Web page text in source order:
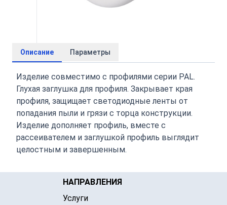
Описание Параметры
Изделие совместимо с профилями серии PAL.
Глухая заглушка для профиля. Закрывает края
профиля, защищает светодиодные ленты от
попадания пыли и грязи с торца конструкции.
Изделие дополняет профиль, вместе с
рассеивателем и заглушкой профиль выглядит
целостным и завершенным.
НАПРАВЛЕНИЯ
Услуги